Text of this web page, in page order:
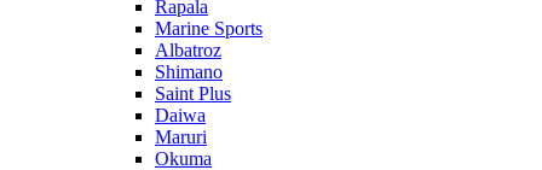
Rapala
Marine Sports
Albatroz
Shimano
Saint Plus
Daiwa
Maruri
Okuma